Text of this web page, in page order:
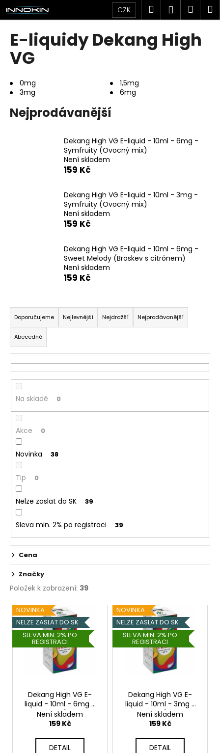
Přejít
na
obsah
CZK Hledat
E-liquidy Dekang High
VG
0mg
1,5mg
3mg
6mg
Nejprodávanější
Dekang High VG E-liquid - 10ml - 6mg -
Symfruity (Ovocný mix)
Není skladem
159 Kč
Dekang High VG E-liquid - 10ml - 3mg -
Symfruity (Ovocný mix)
Není skladem
159 Kč
Dekang High VG E-liquid - 10ml - 6mg -
Sweet Melody (Broskev s citrónem)
Není skladem
159 Kč
Ř
a
z
e
n
í
p
o
d
u
k
ů
Doporučujeme Nejlevnější Nejdražší Nejprodávanější
Abecedně
Na skladě 0
Akce 0
Novinka 38
Tip 0
Nelze zaslat do SK 39
Sleva min. 2% po registraci 39
Cena
Značky
Položek k zobrazení: 39
V
ý
p
i
NOVINKA
NELZE ZASLAT DO SK
SLEVA MIN. 2% PO
REGISTRACI
Dekang High VG E-
liquid - 10ml - 6mg -
Symfruity (Ovocný
mix)
Není skladem
159 Kč
DETAIL
NOVINKA
NELZE ZASLAT DO SK
SLEVA MIN. 2% PO
REGISTRACI
Dekang High VG E-
liquid - 10ml - 3mg -
Symfruity (Ovocný
mix)
Není skladem
159 Kč
DETAIL
K
o
C
o
p
o
t
ř
D
o
p
o
u
u
m
ELF
600
-
20MG
-
WATERMELON
(VODNÍ
MELOUN)
195
Kč